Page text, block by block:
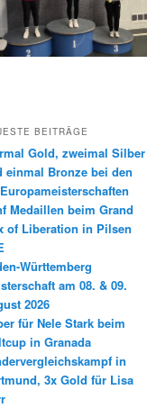
BEITRÄGE
Gold, zweimal Silber
einmal Bronze bei den
Medaillen beim Grand
of Liberation in Pilsen
Württemberg
am 08. & 09.
2026
für Nele Stark beim
in Granada
in
3x Gold für Lisa